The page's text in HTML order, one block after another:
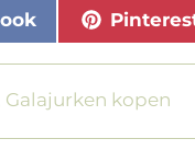
Galajurken kopen